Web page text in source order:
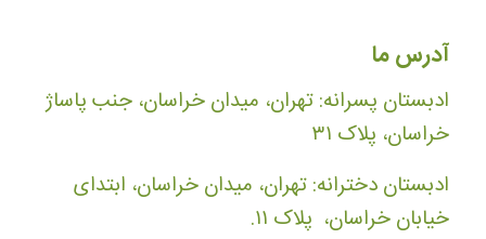
آدرس ما
ادبستان پسرانه: تهران، میدان خراسان، جنب پاساژ
خراسان، پلاک ۳۱
ادبستان دخترانه: تهران، میدان خراسان، ابتدای
خیابان خراسان، پلاک ۱۱.